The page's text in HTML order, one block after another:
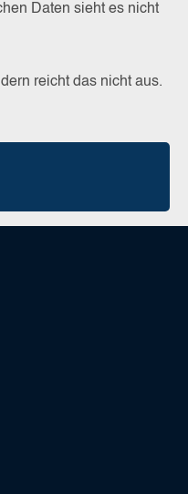
Daten sieht es nicht
reicht das nicht aus.